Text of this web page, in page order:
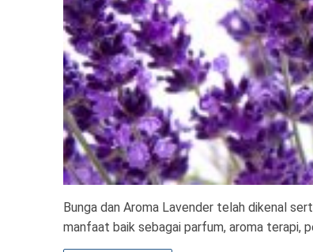
Bunga dan Aroma Lavender telah dikenal
manfaat baik sebagai parfum, aroma terapi,